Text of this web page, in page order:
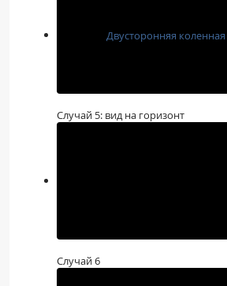
Случай 5: вид на горизонт
Случай 6